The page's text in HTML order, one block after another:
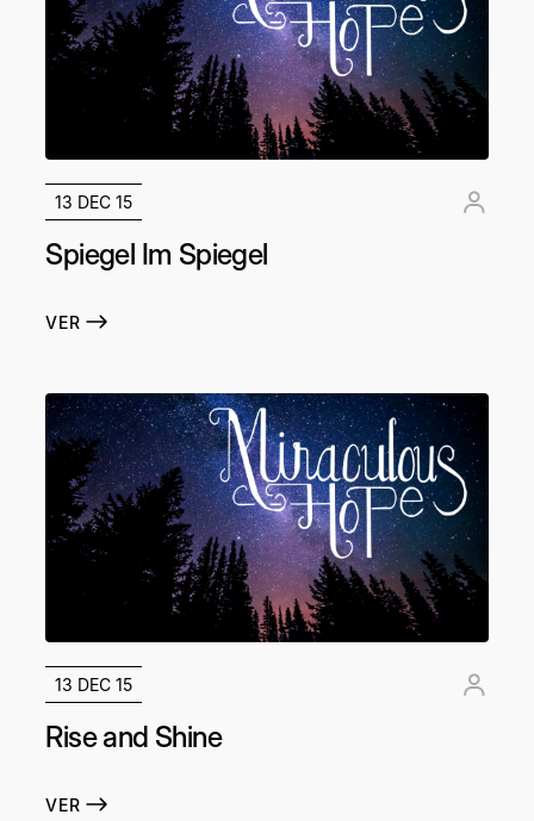
13 DEC 15
Spiegel Im Spiegel
VER
13 DEC 15
Rise and Shine
VER